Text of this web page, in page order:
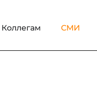
Коллегам СМИ